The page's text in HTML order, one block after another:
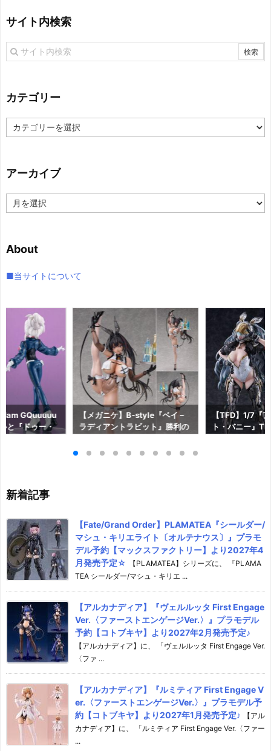
サイト内検索
カテゴリー
テ
ー
アーカイブ
ー
ブ
About
■当サイトについて
GQuuuuu
と『ドゥー・
【メガニケ】B-style『ベイ –
ラディアントラビット』勝利の
約【フリーイング】より2026
【TFD】1/7『
ト・バニー』
新着記事
【Fate/Grand Order】PLAMATEA『シールダー/
マシュ・キリエライト〔オルテナウス〕』プラモ
デル予約【マックスファクトリー】より2027年4
月発売予定☆
【PLAMATEA】シリーズに、 『PLAMA
TEA シールダー/マシュ・キリエ ...
【アルカナディア】『ヴェルルッタ First Engage
Ver.〈ファーストエンゲージVer.〉』プラモデル
予約【コトブキヤ】より2027年2月発売予定♪
【アルカナディア】に、 「ヴェルルッタ First Engage Ver.
〈ファ ...
【アルカナディア】『ルミティア First Engage V
er.〈ファーストエンゲージVer.〉』プラモデル予
約【コトブキヤ】より2027年1月発売予定♪
【アル
カナディア】に、 「ルミティア First Engage Ver.〈ファー
...